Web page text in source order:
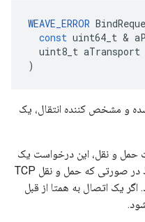
WEAVE_ERROR
const uint64_t &
uint8_t aTransport
)
و مشخص کننده انتقال، یک
حمل و نقل، این درخواست یک
اتصال برای آن همتا تنظیم می کند. فقط در صورتی که حمل و نقل TCP
اگر یک اتصال به همتا از قبل